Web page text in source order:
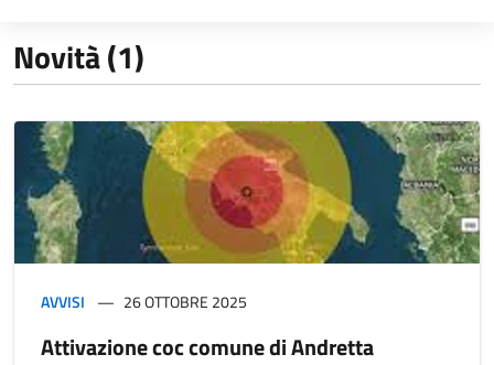
Novità (1)
AVVISI 26 OTTOBRE 2025
Attivazione coc comune di Andretta